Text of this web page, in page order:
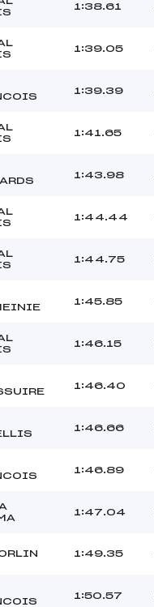
:
1:38.61
1:39.05
1:39.39
1:41.65
1:43.98
1:44.44
1:44.75
1:45.85
1:46.15
1:46.40
1:46.66
1:46.89
1:47.04
1:49.35
1:50.57